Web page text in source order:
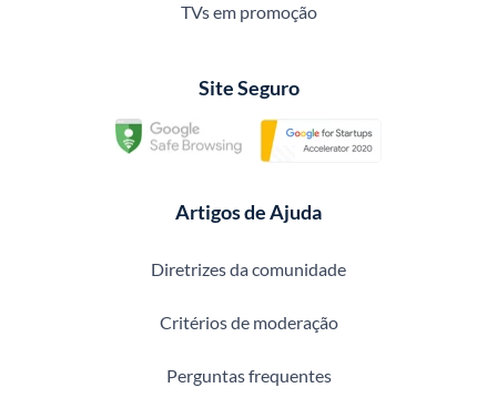
TVs em promoção
Site Seguro
Artigos de Ajuda
Diretrizes da comunidade
Critérios de moderação
Perguntas frequentes